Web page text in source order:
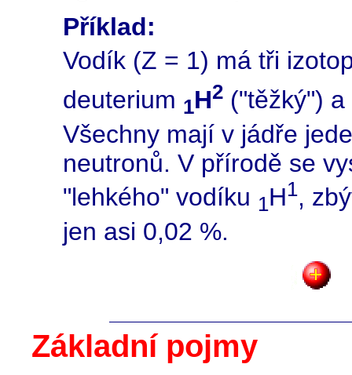
Příklad:
Vodík (Z = 1) má tři
deuterium 1H2 ("těžký")
Všechny mají v jádře
neutronů. V přírodě se
"lehkého" vodíku 1H1,
jen asi 0,02 %.
Základní pojmy